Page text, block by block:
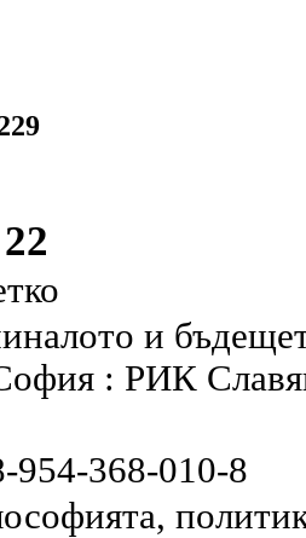
и
: РИК
368-010-8